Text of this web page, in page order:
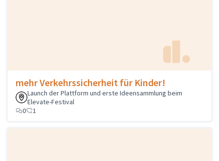
mehr Verkehrssicherheit für Kinder!
Launch der Plattform und erste Ideensammlung beim
Elevate-Festival
0
1